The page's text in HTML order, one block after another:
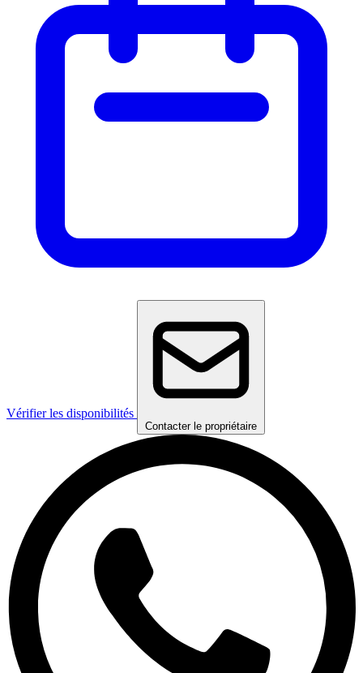
Vérifier les disponibilités
Contacter le propriétaire